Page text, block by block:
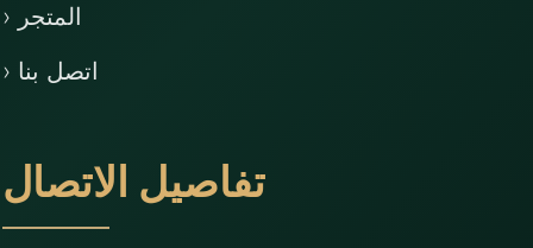
› المتجر
› اتصل بنا
تفاصيل الاتصال